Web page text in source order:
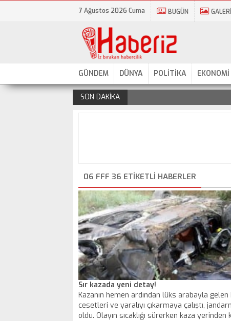
7 Ağustos 2026 Cuma BUGÜN GALERİ
GÜNDEM DÜNYA POLİTİKA EKONOMİ
SON DAKİKA
06 FFF 36 ETIKETLI HABERLER
Sır kazada yeni detay!
Kazanın hemen ardından lüks arabayla
cesetleri ve yaralıyı çıkarmaya çalıştı,
oldu. Olayın sıcaklığı sürerken kaza yerinden